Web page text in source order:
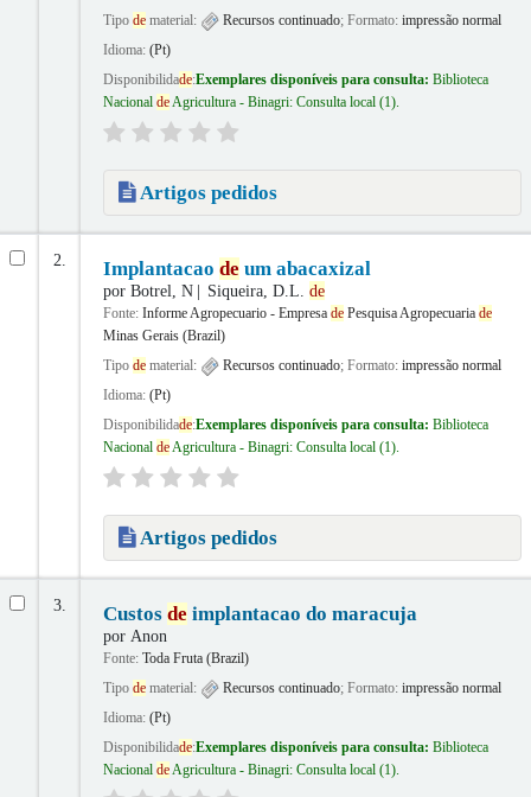
Tipo dematerial: Recursos continuado; Formato: impressão normal
Idioma: (Pt)
Disponibilidade:Exemplares disponíveis para consulta: Biblioteca
Nacional deAgricultura - Binagri: Consulta local (1).
Artigos pedidos
2. Implantacao de um abacaxizal
por Botrel, N Siqueira, D.L.de
Fonte: Informe Agropecuario - Empresa dePesquisa Agropecuaria de
Minas Gerais (Brazil)
Tipo dematerial: Recursos continuado; Formato: impressão normal
Idioma: (Pt)
Disponibilidade:Exemplares disponíveis para consulta: Biblioteca
Nacional deAgricultura - Binagri: Consulta local (1).
Artigos pedidos
3. Custos de implantacao do maracuja
por Anon
Fonte: Toda Fruta (Brazil)
Tipo dematerial: Recursos continuado; Formato: impressão normal
Idioma: (Pt)
Disponibilidade:Exemplares disponíveis para consulta: Biblioteca
Nacional deAgricultura - Binagri: Consulta local (1).